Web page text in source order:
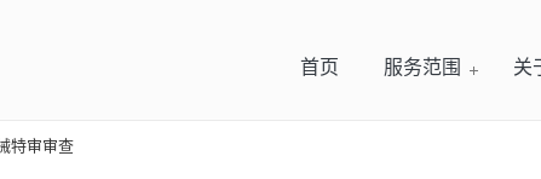
首页 服务范围 关
特审审查